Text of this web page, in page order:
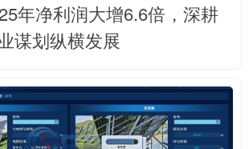
年净利润大增6.6倍，深耕
谋划纵横发展